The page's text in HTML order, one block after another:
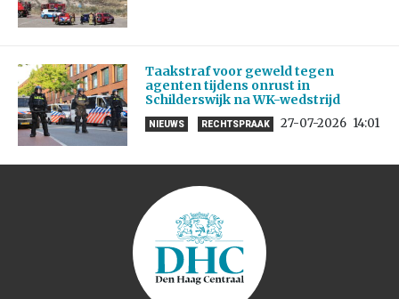
Taakstraf voor geweld tegen
agenten tijdens onrust in
Schilderswijk na WK-wedstrijd
NIEUWS RECHTSPRAAK 27-07-2026 14:01